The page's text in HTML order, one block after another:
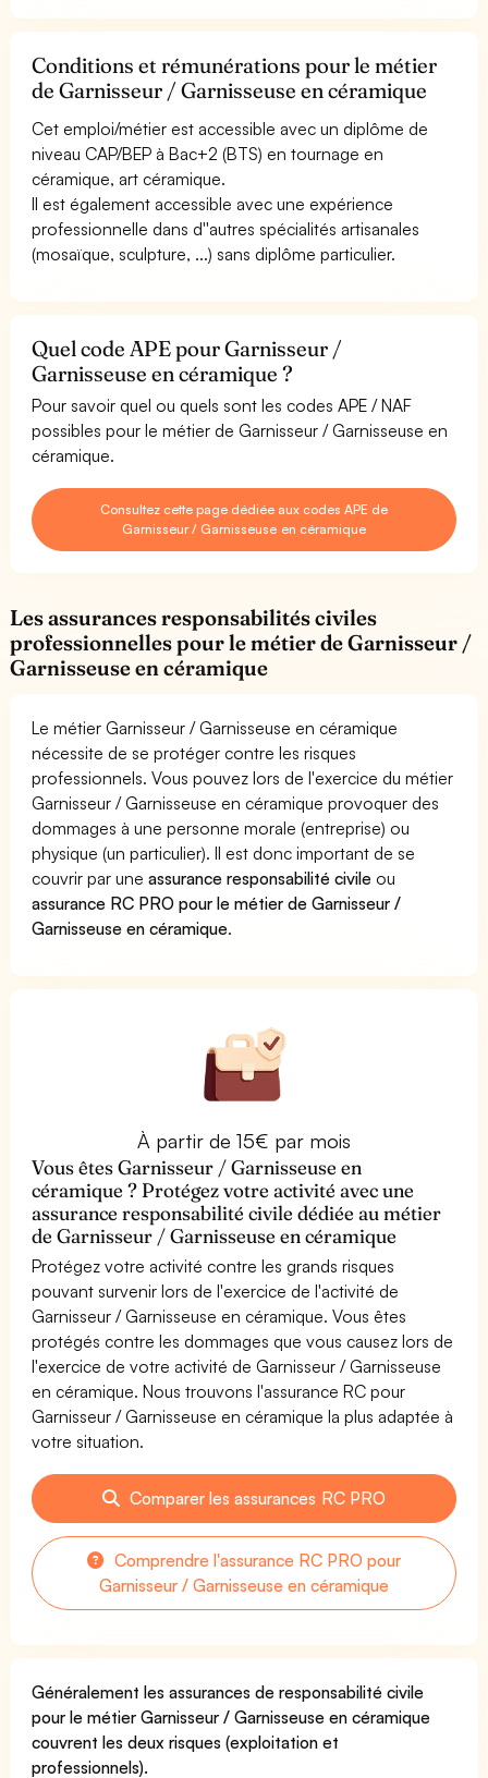
Conditions et rémunérations pour le métier
de Garnisseur / Garnisseuse en céramique
Cet emploi/métier est accessible avec un diplôme de
niveau CAP/BEP à Bac+2 (BTS) en tournage en
céramique, art céramique.
Il est également accessible avec une expérience
professionnelle dans d''autres spécialités artisanales
(mosaïque, sculpture, ...) sans diplôme particulier.
Quel code APE pour Garnisseur /
Garnisseuse en céramique ?
Pour savoir quel ou quels sont les codes APE / NAF
possibles pour le métier de Garnisseur / Garnisseuse en
céramique.
Consultez cette page dédiée aux codes APE de
Garnisseur / Garnisseuse en céramique
Les assurances responsabilités civiles
professionnelles pour le métier de Garnisseur /
Garnisseuse en céramique
Le métier Garnisseur / Garnisseuse en céramique
nécessite de se protéger contre les risques
professionnels. Vous pouvez lors de l'exercice du métier
Garnisseur / Garnisseuse en céramique provoquer des
dommages à une personne morale (entreprise) ou
physique (un particulier). Il est donc important de se
couvrir par uneassurance responsabilité civile ou
assurance RC PRO pour le métier de Garnisseur /
Garnisseuse en céramique.
À partir de 15€ par mois
Vous êtes Garnisseur / Garnisseuse en
céramique ? Protégez votre activité avec une
assurance responsabilité civile dédiée au métier
de Garnisseur / Garnisseuse en céramique
Protégez votre activité contre les grands risques
pouvant survenir lors de l'exercice de l'activité de
Garnisseur / Garnisseuse en céramique. Vous êtes
protégés contre les dommages que vous causez lors de
l'exercice de votre activité de Garnisseur / Garnisseuse
en céramique. Nous trouvons l'assurance RC pour
Garnisseur / Garnisseuse en céramique la plus adaptée à
votre situation.
Comparer les assurances RC PRO
Comprendre l'assurance RC PRO pour
Garnisseur / Garnisseuse en céramique
Généralement les assurances de responsabilité civile
pour le métier Garnisseur / Garnisseuse en céramique
couvrent les deux risques (exploitation et
professionnels).